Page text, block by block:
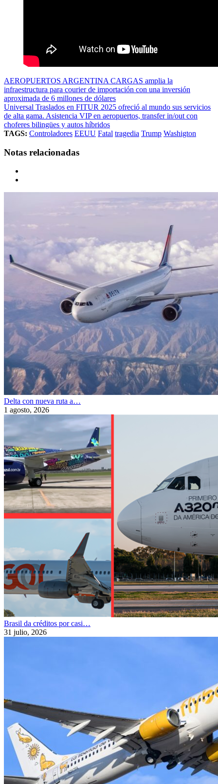
AEROPUERTOS ARGENTINA CARGAS amplia la
infraestructura para courier de importación con una inversión
aproximada de 6 millones de dólares
Universal Traslados en FITUR 2025 ofreció al mundo sus servicios
de alta gama. Asistencia VIP en aeropuertos, transfer in/out con
choferes bilingües y autos híbridos
TAGS: Controladores EEUU Fatal tragedia Trump Washigton
Notas relacionadas
Delta con nueva ruta a…
1 agosto, 2026
Brasil da créditos por casi…
31 julio, 2026